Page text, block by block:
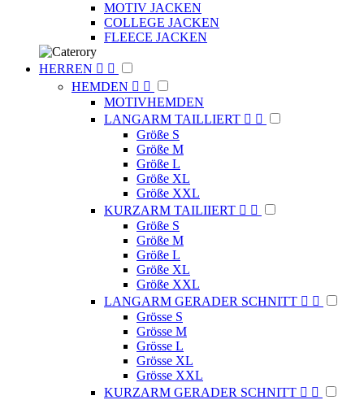
MOTIV JACKEN
COLLEGE JACKEN
FLEECE JACKEN
HERREN  
HEMDEN  
MOTIVHEMDEN
LANGARM TAILLIERT  
Größe S
Größe M
Größe L
Größe XL
Größe XXL
KURZARM TAILIIERT  
Größe S
Größe M
Größe L
Größe XL
Größe XXL
LANGARM GERADER SCHNITT  
Grösse S
Grösse M
Grösse L
Grösse XL
Grösse XXL
KURZARM GERADER SCHNITT  